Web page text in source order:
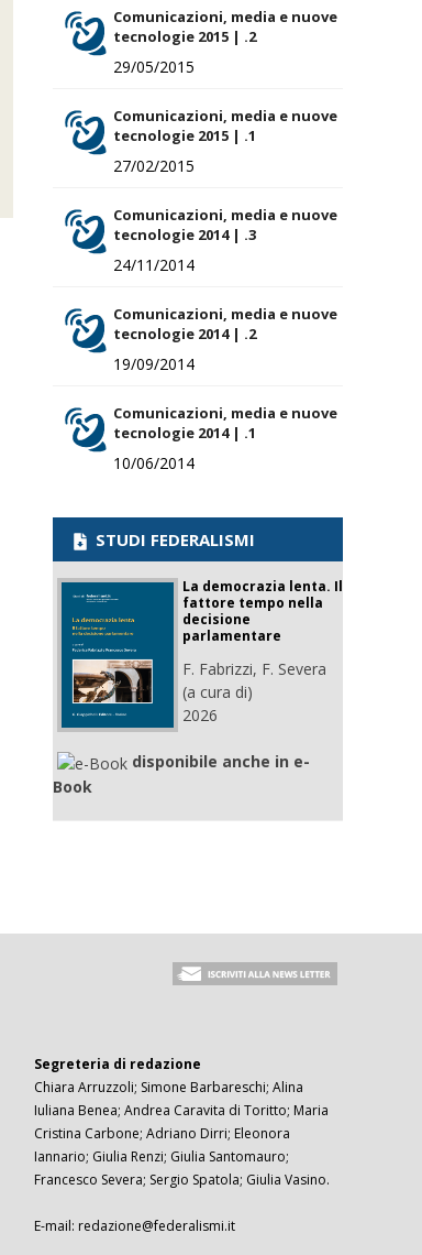
Comunicazioni, media e nuove
tecnologie 2015 | .2
29/05/2015
Comunicazioni, media e nuove
tecnologie 2015 | .1
27/02/2015
Comunicazioni, media e nuove
tecnologie 2014 | .3
24/11/2014
Comunicazioni, media e nuove
tecnologie 2014 | .2
19/09/2014
Comunicazioni, media e nuove
tecnologie 2014 | .1
10/06/2014
STUDI FEDERALISMI
La democrazia lenta. Il
fattore tempo nella
decisione
parlamentare
F. Fabrizzi, F. Severa
(a cura di)
2026
disponibile anche in e-
Book
Segreteria di redazione
Chiara Arruzzoli; Simone Barbareschi; Alina
Iuliana Benea; Andrea Caravita di Toritto; Maria
Cristina Carbone; Adriano Dirri; Eleonora
Iannario; Giulia Renzi; Giulia Santomauro;
Francesco Severa; Sergio Spatola; Giulia Vasino.
E-mail: redazione@federalismi.it